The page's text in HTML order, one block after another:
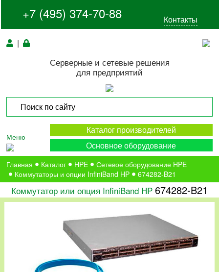
+7 (495) 374-70-88 Контакты
|
Серверные и сетевые решения
для предприятий
Меню
Каталог производителей
Основное оборудование
Главная Каталог HPE
Сетевое оборудование HPE
Коммутаторы и опции InfiniBand HP
674282-B21
Коммутатор или опция InfiniBand HP 674282-B21